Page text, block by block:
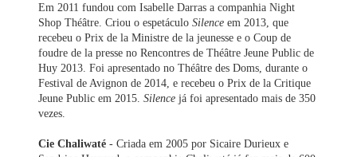
Em 2011 fundou com Isabelle Darras a companhia Night
Shop Théâtre. Criou o espetáculoSilence em 2013, que
recebeu o Prix de la Ministre de la jeunesse e o Coup de
foudre de la presse no Rencontres de Théâtre Jeune Public de
Huy 2013. Foi apresentado no Théâtre des Doms, durante o
Festival de Avignon de 2014, e recebeu o Prix de la Critique
Jeune Public em 2015.Silence já foi apresentado mais de 350
vezes.
Cie Chaliwaté - Criada em 2005 por Sicaire Durieux e